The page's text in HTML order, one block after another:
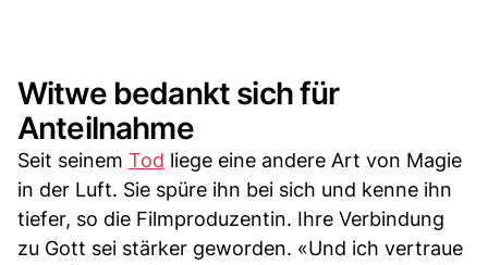
Witwe bedankt sich für
Anteilnahme
Seit seinem Tod liege eine andere Art von Magie
in der Luft. Sie spüre ihn bei sich und kenne ihn
tiefer, so die Filmproduzentin. Ihre Verbindung
zu Gott sei stärker geworden. «Und ich vertraue